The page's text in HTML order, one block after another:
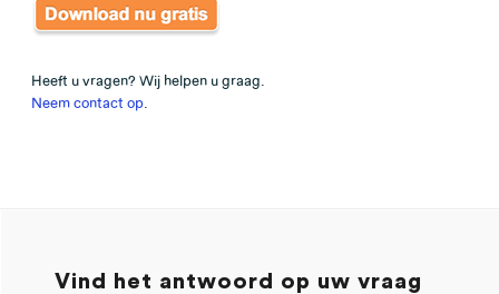
Heeft u vragen? Wij helpen u graag.
Neem contact op
Vind het antwoord op uw vraag